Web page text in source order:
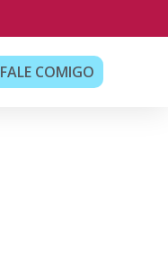
FALE COMIGO